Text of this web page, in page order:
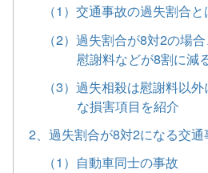
（1）交通事故の過失割合と
（2）過失割合が8対2の場
慰謝料などが8割に減
（3）過失相殺は慰謝料以
な損害項目を紹介
2、過失割合が8対2になる交
（1）自動車同士の事故